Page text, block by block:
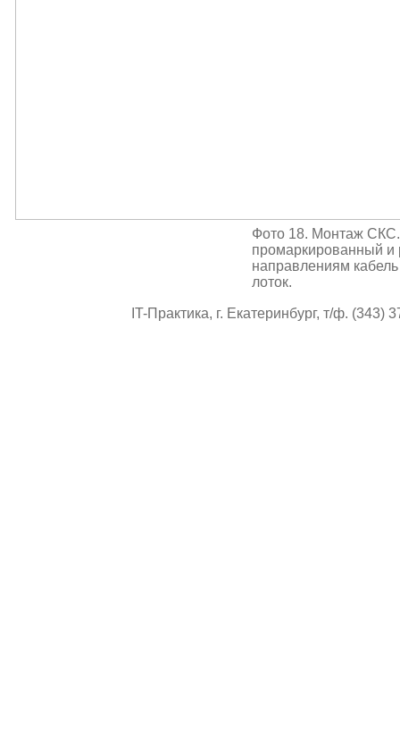
Фото 18. Монтаж
промаркированный и
направлениям
лоток.
IT-Практика, г. Екатеринбург, т/ф. (343)